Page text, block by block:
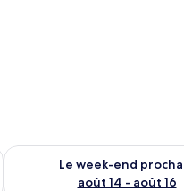
août 7 - août 9
Le week-end
août 14 - août 16
Vérifier la disponibilité